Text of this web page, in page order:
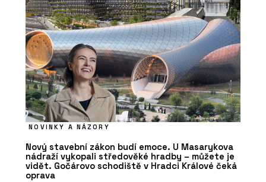
NOVINKY A NÁZORY
Nový stavební zákon budí emoce. U Masarykova
nádraží vykopali středověké hradby – můžete je
vidět. Gočárovo schodiště v Hradci Králové čeká
oprava